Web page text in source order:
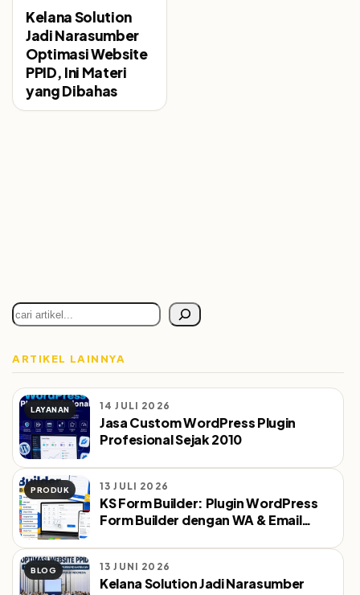
Kelana Solution
Jadi Narasumber
Optimasi Website
PPID, Ini Materi
yang Dibahas
Cari
ARTIKEL LAINNYA
LAYANAN 14 JULI 2026
Jasa Custom WordPress Plugin
Profesional Sejak 2010
PRODUK 13 JULI 2026
KS Form Builder: Plugin WordPress
Form Builder dengan WA & Email
BLOG 13 JUNI 2026
Kelana Solution Jadi Narasumber